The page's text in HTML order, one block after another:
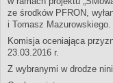
ze środków PFRON,
i Tomasz Mazurowskiego.
Komisja oceniająca
23.03.2016 r.
Z wybranymi w drodze